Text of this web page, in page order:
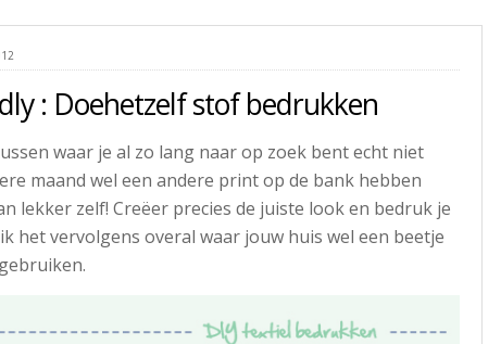
: Doehetzelf stof bedrukken
waar je al zo lang naar op zoek bent echt niet
maand wel een andere print op de bank hebben
lekker zelf! Creëer precies de juiste look en bedruk je
het vervolgens overal waar jouw huis wel een beetje